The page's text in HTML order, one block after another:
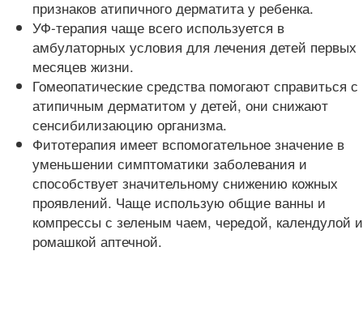
признаков атипичного дерматита у ребенка.
УФ-терапия чаще всего используется в
амбулаторных условия для лечения детей первых
месяцев жизни.
Гомеопатические средства помогают справиться с
атипичным дерматитом у детей, они снижают
сенсибилизаюцию организма.
Фитотерапия имеет вспомогательное значение в
уменьшении симптоматики заболевания и
способствует значительному снижению кожных
проявлений. Чаще использую общие ванны и
компрессы с зеленым чаем, чередой, календулой и
ромашкой аптечной.